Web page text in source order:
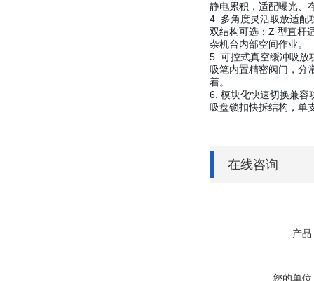
静电累积，适配曝光、
4. 多角度灵活取放适配
双结构可选：Z 型直杆
杂机台内部空间作业。
5. 可控式真空缓冲吸放
吸笔内置精密阀门，分
着。
6. 模块化快速切换兼容
吸盘锁扣快拆结构，单
在线咨询
产品
您的单位